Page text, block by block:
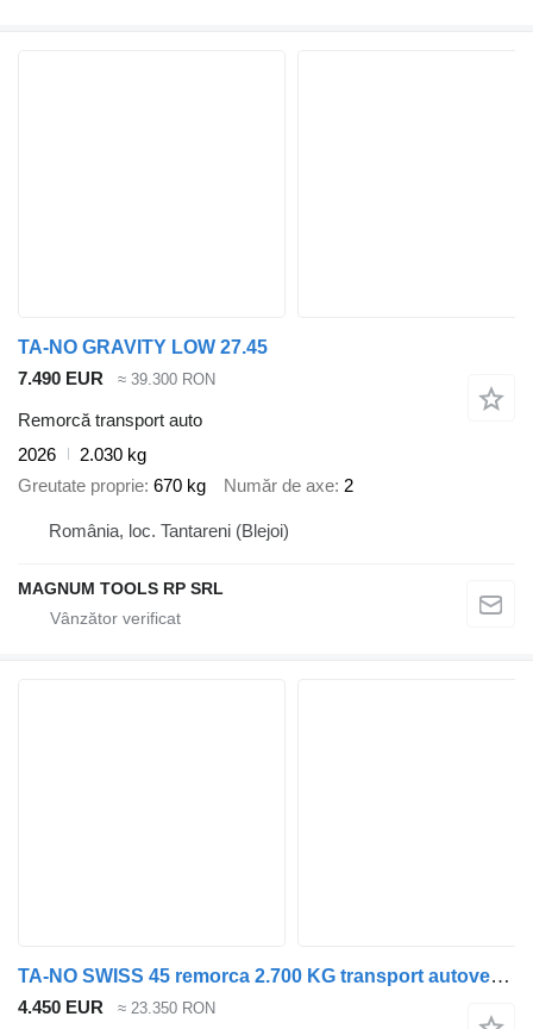
TA-NO GRAVITY LOW 27.45
7.490 EUR
≈ 39.300 RON
Remorcă transport auto
2026
2.030 kg
Greutate proprie 670 kg Număr de axe 2
România, loc. Tantareni (Blejoi)
MAGNUM TOOLS RP SRL
TA-NO SWISS 45 remorca 2.700 KG transport autovehicule
4.450 EUR ≈ 23.350 RON